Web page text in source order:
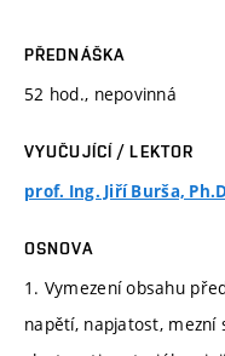
PŘEDNÁŠKA
52 hod., nepovinná
VYUČUJÍCÍ / LEKTOR
prof. Ing. Jiří Burša,
OSNOVA
1. Vymezení obsahu
napětí, napjatost, mezní